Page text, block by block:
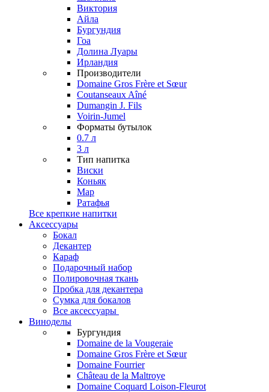
Виктория
Айла
Бургундия
Гоа
Долина Луары
Ирландия
Производители
Domaine Gros Frère et Sœur
Coutanseaux Aîné
Dumangin J. Fils
Voirin-Jumel
Форматы бутылок
0.7 л
3 л
Тип напитка
Виски
Коньяк
Мар
Ратафья
Все крепкие напитки
Аксессуары
Бокал
Декантер
Караф
Подарочный набор
Полировочная ткань
Пробка для декантера
Сумка для бокалов
Все аксессуары
Виноделы
Бургундия
Domaine de la Vougeraie
Domaine Gros Frère et Sœur
Domaine Fourrier
Château de la Maltroye
Domaine Coquard Loison-Fleurot